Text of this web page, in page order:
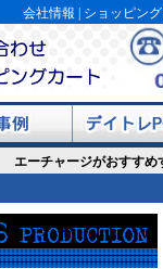
会社情報 ショッピン
エーチャージがおすすめ